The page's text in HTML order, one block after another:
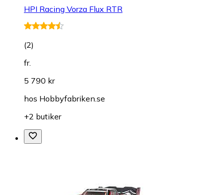
HPI Racing Vorza Flux RTR
(2)
fr.
5 790 kr
hos Hobbyfabriken.se
+2 butiker